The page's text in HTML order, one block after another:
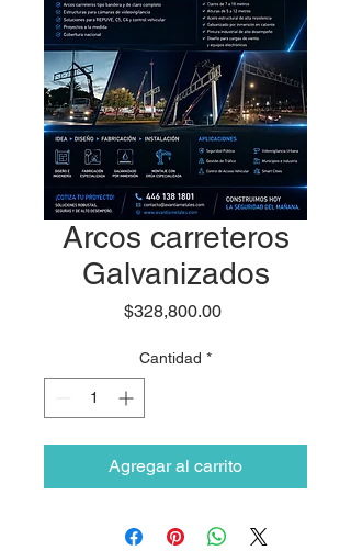
Arcos carreteros
Galvanizados
$328,800.00Precio
Cantidad *
Agregar al carrito